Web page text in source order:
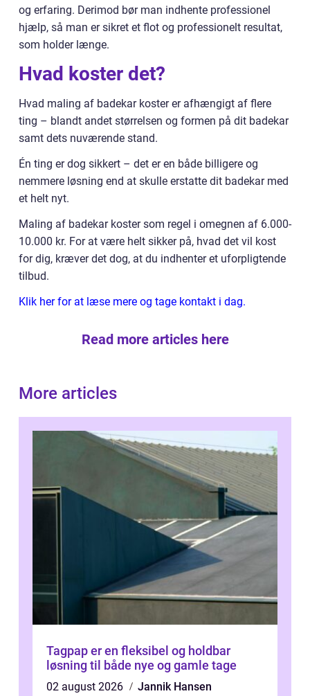
og erfaring. Derimod bør man indhente professionel
hjælp, så man er sikret et flot og professionelt resultat,
som holder længe.
Hvad koster det?
Hvad maling af badekar koster er afhængigt af flere
ting – blandt andet størrelsen og formen på dit badekar
samt dets nuværende stand.
Én ting er dog sikkert – det er en både billigere og
nemmere løsning end at skulle erstatte dit badekar med
et helt nyt.
Maling af badekar koster som regel i omegnen af 6.000-
10.000 kr. For at være helt sikker på, hvad det vil kost
for dig, kræver det dog, at du indhenter et uforpligtende
tilbud.
Klik her for at læse mere og tage kontakt i dag.
Read more articles here
More articles
Tagpap er en fleksibel og holdbar
løsning til både nye og gamle tage
02 august 2026 Jannik Hansen